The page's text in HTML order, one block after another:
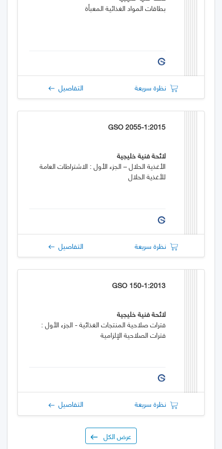
بطاقات المواد الغذائية المعبأة
نظرة سريعة التفاصيل
GSO 2055-1:2015
لائحة فنية خليجية
الأغذية الحلال – الجزء الأول : الاشتراطات العامة
للأغذية الحلال
نظرة سريعة التفاصيل
GSO 150-1:2013
لائحة فنية خليجية
فترات صلاحية المنتجات الغذائية - الجزء الأول :
فترات الصلاحية الإلزامية
نظرة سريعة التفاصيل
عرض الكل